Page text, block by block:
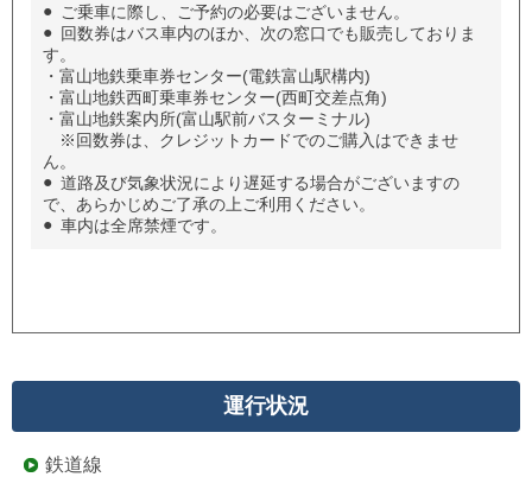
● ご乗車に際し、ご予約の必要はございません。
●
回数券はバス車内のほか、次の窓口でも販売しておりま
す。
・富山地鉄乗車券センター(電鉄富山駅構内)
・富山地鉄西町乗車券センター(西町交差点角)
・富山地鉄案内所(富山駅前バスターミナル)
※回数券は、クレジットカードでのご購入はできませ
ん。
● 道路及び気象状況により遅延する場合がございますの
で、あらかじめご了承の上ご利用ください。
● 車内は全席禁煙です。
運行状況
鉄道線